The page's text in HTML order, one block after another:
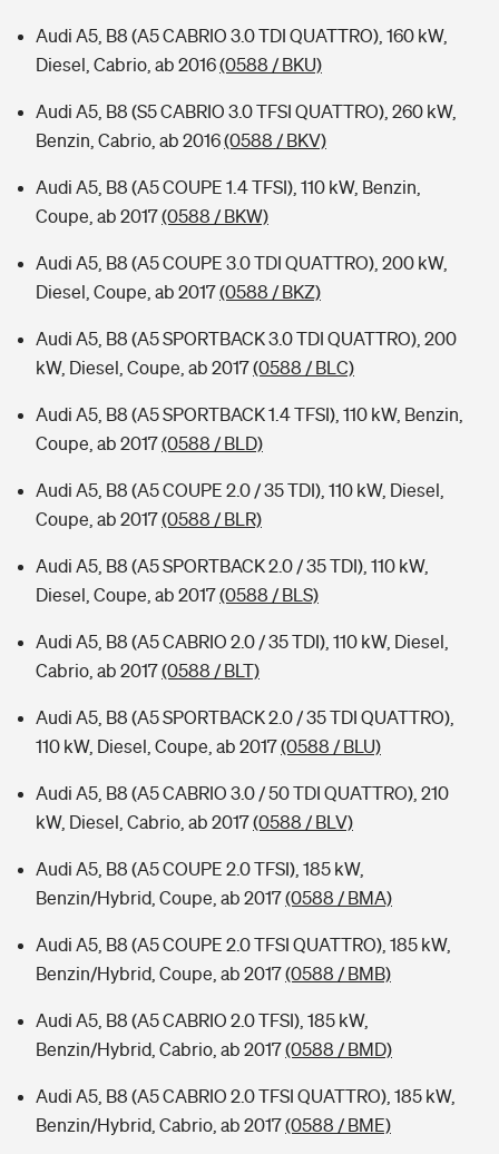
Audi A5, B8 (A5 CABRIO 3.0 TDI QUATTRO), 160 kW,
Diesel, Cabrio, ab 2016(0588 / BKU)
Audi A5, B8 (S5 CABRIO 3.0 TFSI QUATTRO), 260 kW,
Benzin, Cabrio, ab 2016(0588 / BKV)
Audi A5, B8 (A5 COUPE 1.4 TFSI), 110 kW, Benzin,
Coupe, ab 2017(0588 / BKW)
Audi A5, B8 (A5 COUPE 3.0 TDI QUATTRO), 200 kW,
Diesel, Coupe, ab 2017(0588 / BKZ)
Audi A5, B8 (A5 SPORTBACK 3.0 TDI QUATTRO), 200
kW, Diesel, Coupe, ab 2017(0588 / BLC)
Audi A5, B8 (A5 SPORTBACK 1.4 TFSI), 110 kW, Benzin,
Coupe, ab 2017(0588 / BLD)
Audi A5, B8 (A5 COUPE 2.0 / 35 TDI), 110 kW, Diesel,
Coupe, ab 2017(0588 / BLR)
Audi A5, B8 (A5 SPORTBACK 2.0 / 35 TDI), 110 kW,
Diesel, Coupe, ab 2017(0588 / BLS)
Audi A5, B8 (A5 CABRIO 2.0 / 35 TDI), 110 kW, Diesel,
Cabrio, ab 2017(0588 / BLT)
Audi A5, B8 (A5 SPORTBACK 2.0 / 35 TDI QUATTRO),
110 kW, Diesel, Coupe, ab 2017(0588 / BLU)
Audi A5, B8 (A5 CABRIO 3.0 / 50 TDI QUATTRO), 210
kW, Diesel, Cabrio, ab 2017(0588 / BLV)
Audi A5, B8 (A5 COUPE 2.0 TFSI), 185 kW,
Benzin/Hybrid, Coupe, ab 2017(0588 / BMA)
Audi A5, B8 (A5 COUPE 2.0 TFSI QUATTRO), 185 kW,
Benzin/Hybrid, Coupe, ab 2017(0588 / BMB)
Audi A5, B8 (A5 CABRIO 2.0 TFSI), 185 kW,
Benzin/Hybrid, Cabrio, ab 2017(0588 / BMD)
Audi A5, B8 (A5 CABRIO 2.0 TFSI QUATTRO), 185 kW,
Benzin/Hybrid, Cabrio, ab 2017(0588 / BME)